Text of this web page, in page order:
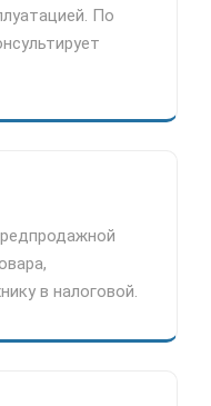
По
в налоговой.